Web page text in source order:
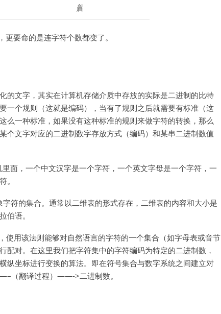
更要命的是连字符个数都变了。
的文字，其实在计算机存储介质中存放的实际是二进制的比特
一个规则（这就是编码），当有了规则之后就需要有标准（这
么一种标准，如果没有这种标准的规则来做字符的转换，那么
个文字对应的二进制数字存放方式（编码）和某串二进制数值
面，一个中文汉字是一个字符，一个英文字母是一个字符，一
。
符的集合。通常以二维表的形式存在，二维表的内容和大小是
伯语。
使用该法则能够对自然语言的字符的一个集合（如字母表或音节
对。在这里我们把字符集中的字符编码为特定的二进制数，
纵坐标进行变换的算法。即在符号集合与数字系统之间建立对
（翻译过程）——->二进制数。